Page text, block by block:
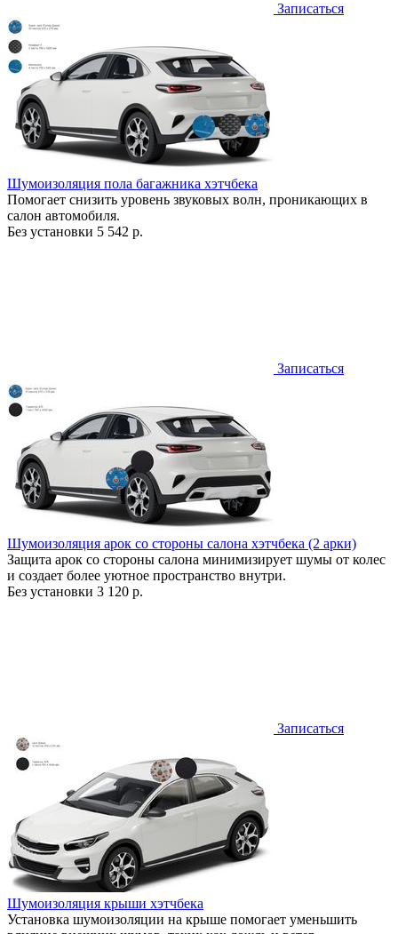
Записаться
Шумоизоляция пола багажника хэтчбека
Помогает снизить уровень звуковых волн, проникающих в
салон автомобиля.
Без установки 5 542 р.
Записаться
Шумоизоляция арок со стороны салона хэтчбека (2 арки)
Защита арок со стороны салона минимизирует шумы от колес
и создает более уютное пространство внутри.
Без установки 3 120 р.
Записаться
Шумоизоляция крыши хэтчбека
Установка шумоизоляции на крыше помогает уменьшить